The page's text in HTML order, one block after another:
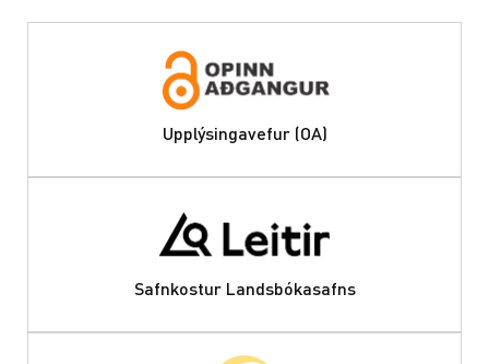
Upplýsingavefur (OA)
Safnkostur Landsbókasafns